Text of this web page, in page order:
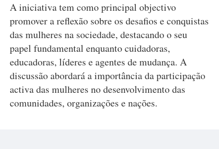
A iniciativa tem como principal objectivo
promover a reflexão sobre os desafios e conquistas
das mulheres na sociedade, destacando o seu
papel fundamental enquanto cuidadoras,
educadoras, líderes e agentes de mudança. A
discussão abordará a importância da participação
activa das mulheres no desenvolvimento das
comunidades, organizações e nações.